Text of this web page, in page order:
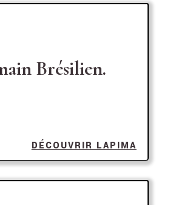
Brésilien.
DÉCOUVRIR LAPIMA